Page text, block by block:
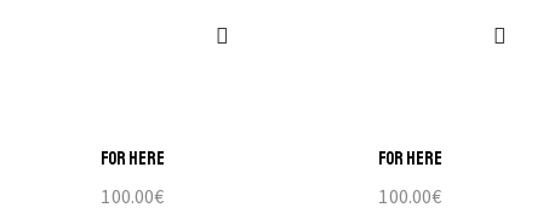
FOR HERE
100.00€
FOR HERE
100.00€